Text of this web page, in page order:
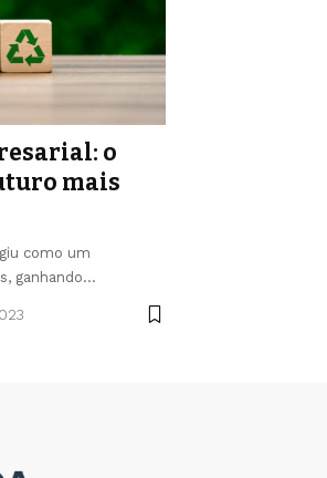
o
mais
como um
ganhando…